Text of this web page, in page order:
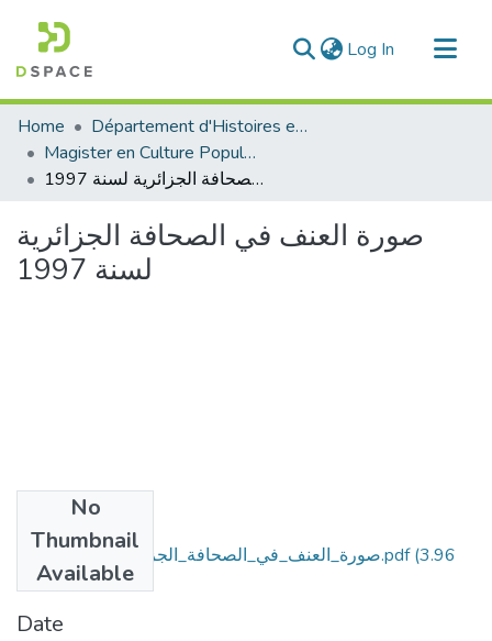
Log In (current)
Communities & Collections
All of DSpace
Statistics
Home
Département d'Histoires et Arts
Magister en Culture Populaire
صورة العنف في الصحافة الجزائرية لسنة 1997
صورة العنف في الصحافة الجزائرية
لسنة 1997
No
Thumbnail
Available
صورة_العنف_في_الصحافة_الجزائرية_لسنة_1997.pdf(3.96
MB)
Date